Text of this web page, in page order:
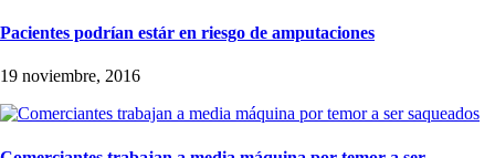
Pacientes podrían estár en riesgo de amputaciones
19 noviembre, 2016